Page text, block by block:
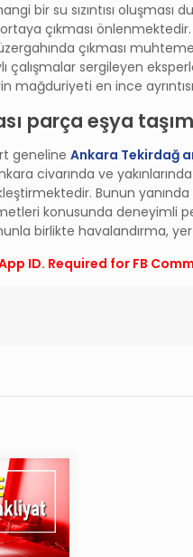
bir su sızıntısı
çıkması
çıkması
sergileyen
mağduriyeti en ince
parça eşya
genelineAnkara Tekirdağ
civarında ve
Bunun yanında
konusunda deneyimli
birlikte
ID. Required for FB